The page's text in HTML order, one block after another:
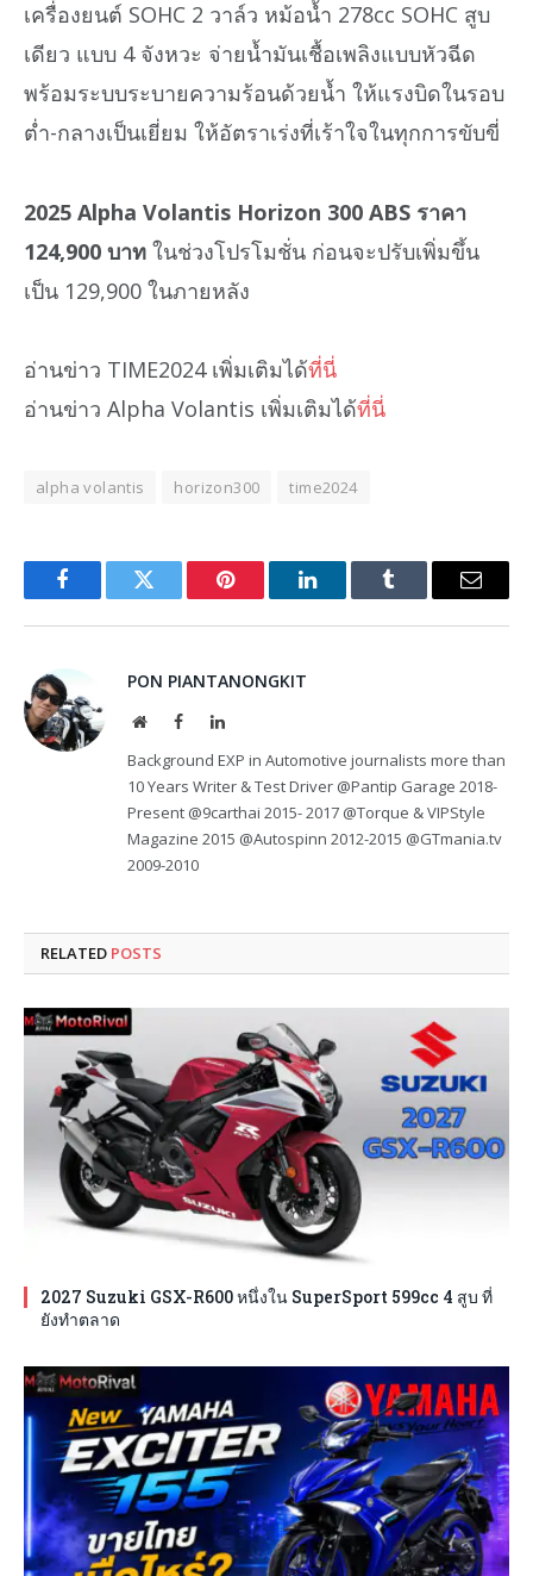
เครื่องยนต์ SOHC 2 วาล์ว หม้อน้ำ 278cc SOHC สูบ
เดียว แบบ 4 จังหวะ จ่ายน้ำมันเชื้อเพลิงแบบหัวฉีด
พร้อมระบบระบายความร้อนด้วยน้ำ ให้แรงบิดในรอบ
ต่ำ-กลางเป็นเยี่ยม ให้อัตราเร่งที่เร้าใจในทุกการขับขี่
2025 Alpha Volantis Horizon 300 ABS ราคา
124,900 บาท ในช่วงโปรโมชั่น ก่อนจะปรับเพิ่มขึ้น
เป็น 129,900 ในภายหลัง
อ่านข่าว TIME2024 เพิ่มเติมได้ที่นี่
อ่านข่าว Alpha Volantis เพิ่มเติมได้ที่นี่
alpha volantis horizon300 time2024
FacebookTwitter Pinterest LinkedInTumblr Email
PON PIANTANONGKIT
WebsiteFacebookLinkedIn
Background EXP in Automotive journalists more than
10 Years Writer & Test Driver @Pantip Garage 2018-
Present @9carthai 2015- 2017 @Torque & VIPStyle
Magazine 2015 @Autospinn 2012-2015 @GTmania.tv
2009-2010
RELATED POSTS
2027 Suzuki GSX-R600 หนึ่งใน SuperSport 599cc 4 สูบ ที่
ยังทำตลาด